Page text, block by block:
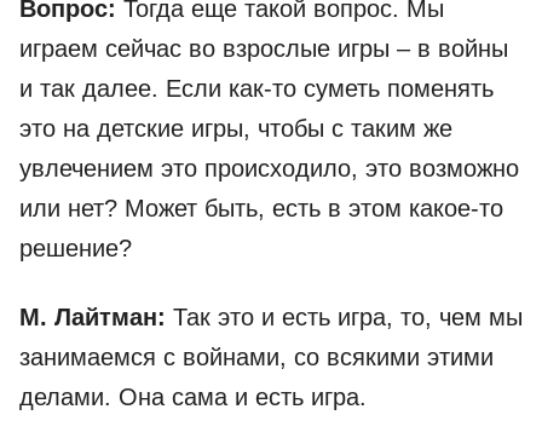
Вопрос: Тогда еще такой вопрос. Мы
играем сейчас во взрослые игры – в войны
и так далее. Если как-то суметь поменять
это на детские игры, чтобы с таким же
увлечением это происходило, это возможно
или нет? Может быть, есть в этом какое-то
решение?
М. Лайтман: Так это и есть игра, то, чем мы
занимаемся с войнами, со всякими этими
делами. Она сама и есть игра.